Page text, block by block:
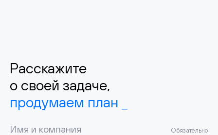
Расскажите
о своей задаче,
продумаем план
Имя и компания Обязательно